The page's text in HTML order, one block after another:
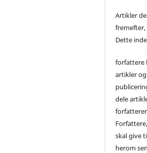
Artikler
fremefter,
Dette
forfattere
artikler
dele
skal give
herom